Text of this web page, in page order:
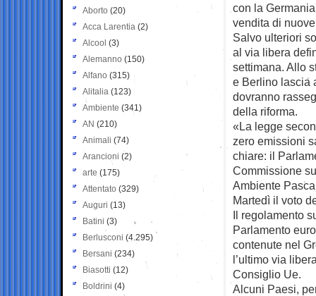
con la
vendita di
Salvo ulteriori
al via libera
settimana. Allo
e Berlino lascia
dovranno
della riforma.
«La legge
zero emissioni
chiare: il
Commissione
Ambiente
Martedì il voto
Il regolamento
Parlamento
contenute nel
l’ultimo via
Consiglio Ue.
Alcuni Paesi,
Aborto (20)
Acca Larentia (2)
Alcool (3)
Alemanno (150)
Alfano (315)
Alitalia (123)
Ambiente (341)
AN (210)
Animali (74)
Arancioni (2)
arte (175)
Attentato (329)
Auguri (13)
Batini (3)
Berlusconi (4.295)
Bersani (234)
Biasotti (12)
Boldrini (4)